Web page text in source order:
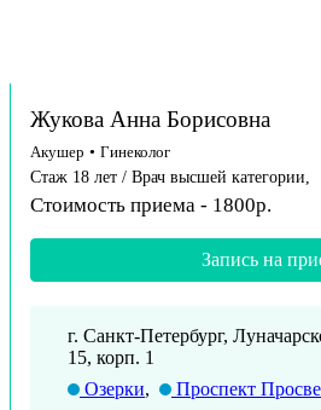
Жукова Анна Борисовна
Акушер • Гинеколог
Стаж 18 лет / Врач высшей категории,
Стоимость приема - 1800р.
Запись на
г. Санкт-Петербург,
15, корп. 1
Озерки, Проспект